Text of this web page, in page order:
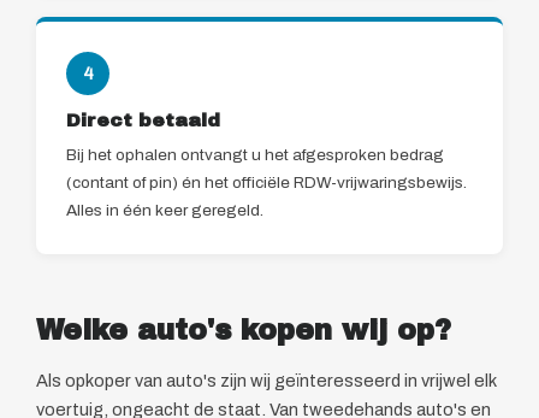
4
Direct betaald
Bij het ophalen ontvangt u het afgesproken bedrag
(contant of pin) én het officiële RDW-vrijwaringsbewijs.
Alles in één keer geregeld.
Welke auto's kopen wij op?
Als opkoper van auto's zijn wij geïnteresseerd in vrijwel elk
voertuig, ongeacht de staat. Van tweedehands auto's en